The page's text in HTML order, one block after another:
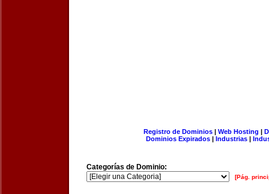
Registro de Dominios| Web Hosting |
Dominios Expirados | Industrias |
Categorías de Dominio:
[Pág.